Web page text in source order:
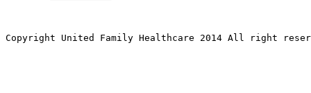
Copyright United Family Healthcare 2014 All right